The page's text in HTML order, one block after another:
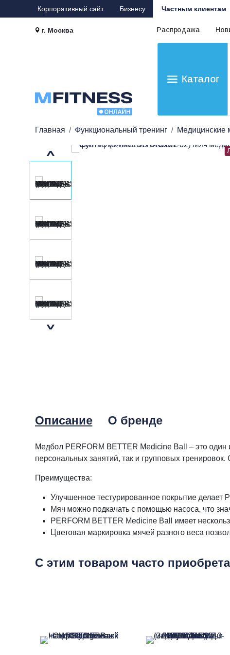
Корпоративный сайт Бизнесу Частным клиентам
г. Москва Распродажа
Каталог
Главная Функциональный тренинг Медицинские
Описание О бренде
Медбол PERFORM BETTER Medicine Ball – это
персональных занятий, так и групповых
Преимущества:
Улучшенное тестурированное покрытие
Мяч можно подкачать с помощью насоса, что
PERFORM BETTER Medicine Ball имеет
Цветовая маркировка мячей разного веса
С этим товаром часто